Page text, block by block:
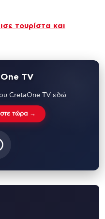
τουρίστα και
TV
CretaOne TV εδώ
τώρα →